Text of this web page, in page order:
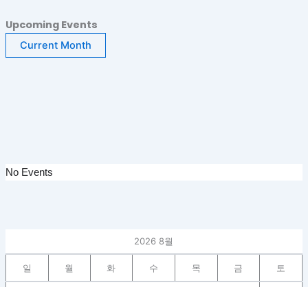
Upcoming Events
Current Month
No Events
2026 8월
일 월 화 수 목 금 토